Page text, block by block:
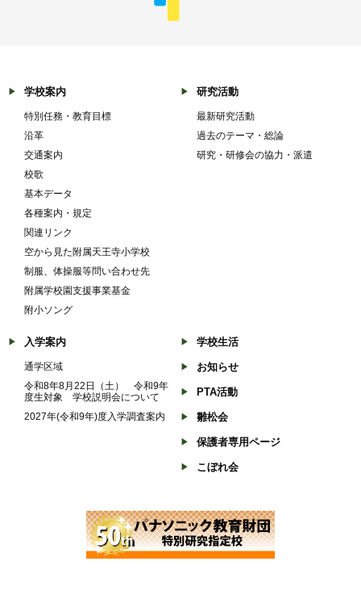
学校案内
特別任務・教育目標
沿革
交通案内
校歌
基本データ
各種案内・規定
関連リンク
空から見た附属天王寺小学校
制服、体操服等問い合わせ先
附属学校園支援事業基金
附小ソング
研究活動
最新研究活動
過去のテーマ・総論
研究・研修会の協力・派遣
入学案内
通学区域
令和8年8月22日（土） 令和9年
度生対象 学校説明会について
2027年(令和9年)度入学調査案内
学校生活
お知らせ
PTA活動
雛松会
保護者専用ページ
こぼれ会